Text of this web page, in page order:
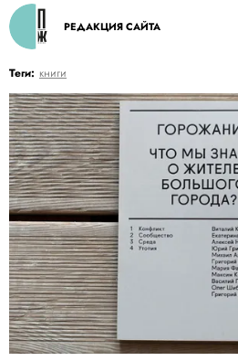
РЕДАКЦИЯ САЙТА
Теги: книги